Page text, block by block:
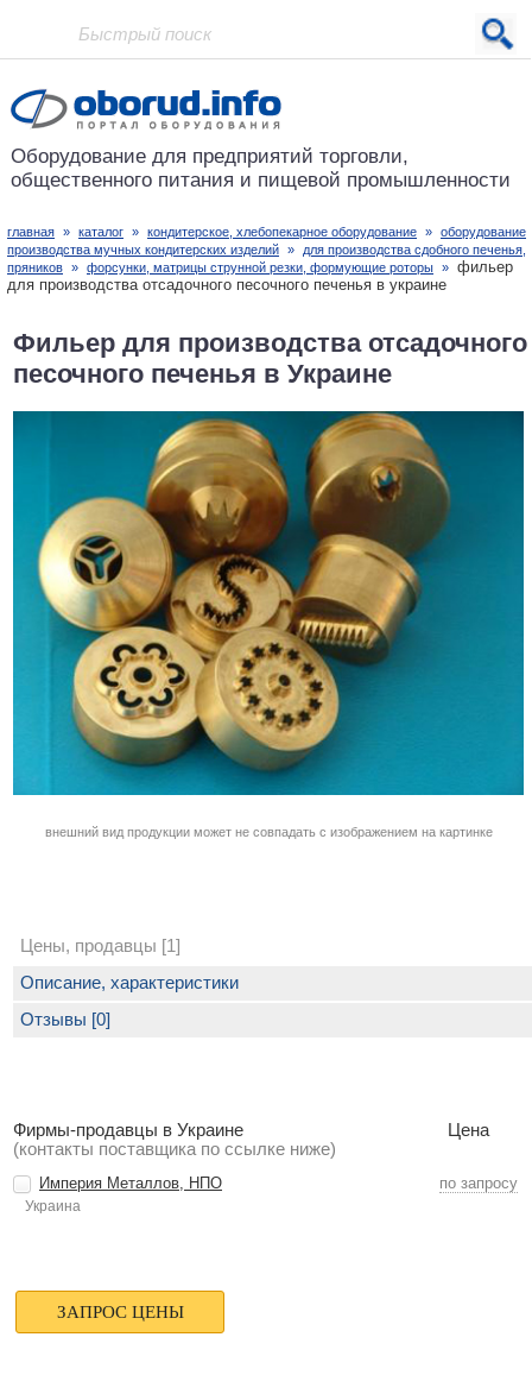
Проект основан в 2001 году
Оборудование для предприятий торговли,
общественного питания и пищевой промышленности
главная » каталог » кондитерское, хлебопекарное оборудование » оборудование
производства мучных кондитерских изделий »
для производства сдобного печенья,
пряников » форсунки, матрицы струнной резки, формующие роторы » фильер
для производства отсадочного песочного печенья в украине
Фильер для производства отсадочного
песочного печенья в Украине
внешний вид продукции может не совпадать с изображением на картинке
Цены, продавцы [1]
Фирмы-продавцы в Украине
(контакты поставщика по ссылке ниже)
Цена
Империя Металлов, НПО по запросу
Украина
Описание, характеристики
Отзывы [0]